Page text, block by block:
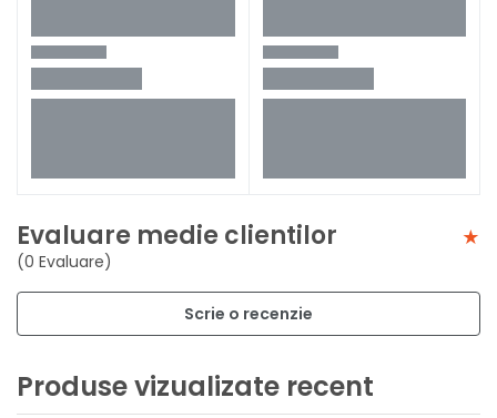
Evaluare medie clientilor
(0 Evaluare)
Scrie o recenzie
Produse vizualizate recent